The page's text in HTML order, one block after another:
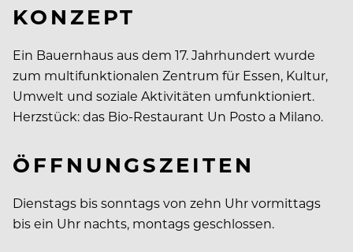
KONZEPT
Ein Bauernhaus aus dem 17. Jahrhundert wurde
zum multifunktionalen Zentrum für Essen, Kultur,
Umwelt und soziale Aktivitäten umfunktioniert.
Herzstück: das Bio-Restaurant Un Posto a Milano.
ÖFFNUNGSZEITEN
Dienstags bis sonntags von zehn Uhr vormittags
bis ein Uhr nachts, montags geschlossen.